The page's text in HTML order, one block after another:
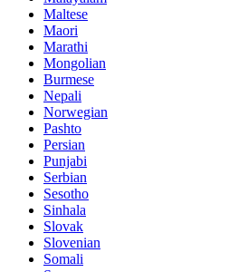
Maltese
Maori
Marathi
Mongolian
Burmese
Nepali
Norwegian
Pashto
Persian
Punjabi
Serbian
Sesotho
Sinhala
Slovak
Slovenian
Somali